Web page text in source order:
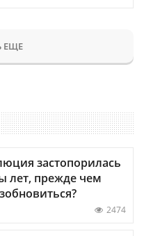
ЕЩЕ
застопорилась
лет, прежде чем
2474